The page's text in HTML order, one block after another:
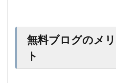
無料ブログのメ
ト